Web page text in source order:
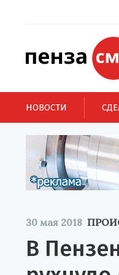
НОВОСТИ
30 мая 2018
В